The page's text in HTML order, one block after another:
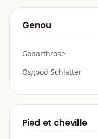
Genou
Gonarthrose
Osgood-Schlatter
Pied et cheville